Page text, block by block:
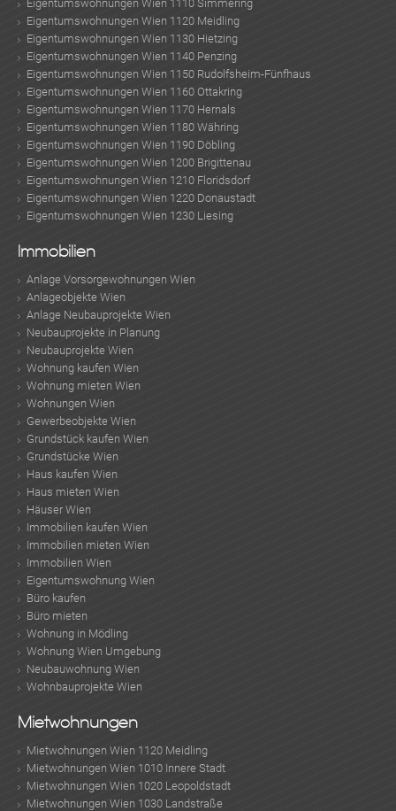
Eigentumswohnungen Wien 1110 Simmering
Eigentumswohnungen Wien 1120 Meidling
Eigentumswohnungen Wien 1130 Hietzing
Eigentumswohnungen Wien 1140 Penzing
Eigentumswohnungen Wien 1150 Rudolfsheim-Fünfhaus
Eigentumswohnungen Wien 1160 Ottakring
Eigentumswohnungen Wien 1170 Hernals
Eigentumswohnungen Wien 1180 Währing
Eigentumswohnungen Wien 1190 Döbling
Eigentumswohnungen Wien 1200 Brigittenau
Eigentumswohnungen Wien 1210 Floridsdorf
Eigentumswohnungen Wien 1220 Donaustadt
Eigentumswohnungen Wien 1230 Liesing
Immobilien
Anlage Vorsorgewohnungen Wien
Anlageobjekte Wien
Anlage Neubauprojekte Wien
Neubauprojekte in Planung
Neubauprojekte Wien
Wohnung kaufen Wien
Wohnung mieten Wien
Wohnungen Wien
Gewerbeobjekte Wien
Grundstück kaufen Wien
Grundstücke Wien
Haus kaufen Wien
Haus mieten Wien
Häuser Wien
Immobilien kaufen Wien
Immobilien mieten Wien
Immobilien Wien
Eigentumswohnung Wien
Büro kaufen
Büro mieten
Wohnung in Mödling
Wohnung Wien Umgebung
Neubauwohnung Wien
Wohnbauprojekte Wien
Mietwohnungen
Mietwohnungen Wien 1120 Meidling
Mietwohnungen Wien 1010 Innere Stadt
Mietwohnungen Wien 1020 Leopoldstadt
Mietwohnungen Wien 1030 Landstraße